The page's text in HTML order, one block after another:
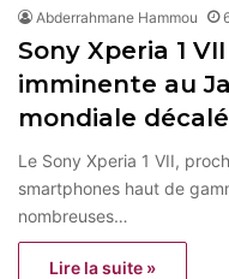
Abderrahmane Hammou
Sony Xperia 1
imminente au
mondiale
Le Sony Xperia 1 VII,
smartphones haut de
nombreuses…
Lire la suite »